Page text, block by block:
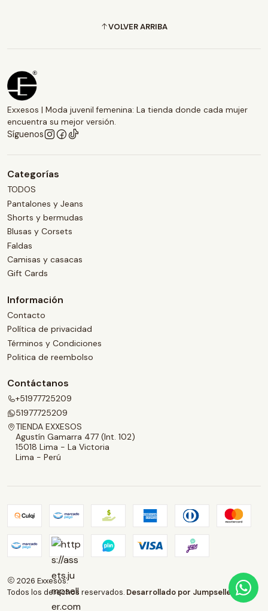
VOLVER ARRIBA
Exxesos | Moda juvenil femenina: La tienda donde cada mujer
encuentra su mejor versión.
Síguenos
Categorías
TODOS
Pantalones y Jeans
Shorts y bermudas
Blusas y Corsets
Faldas
Camisas y casacas
Gift Cards
Información
Contacto
Política de privacidad
Términos y Condiciones
Politica de reembolso
Contáctanos
+51977725209
51977725209
TIENDA EXXESOS
Agustín Gamarra 477 (Int. 102)
15018 Lima - La Victoria
Lima - Perú
2026 Exxesos.
Todos los derechos reservados. Desarrollado por Jumpseller